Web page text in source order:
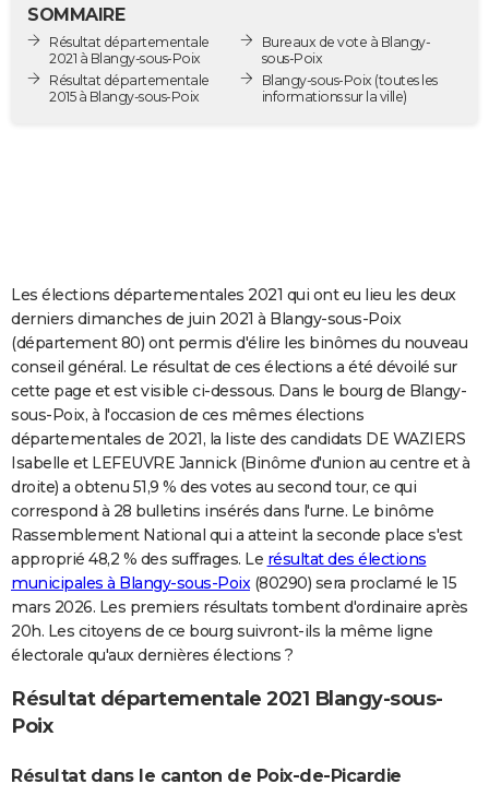
Destinations
City break
Voyage nature
Voyage de noces
Forum
Climat
GUIDES D'ACHAT
COPAINS D'AVANT
AVIS DE DÉCÈS
Bricolage
Lifestyle
Culture
Sport
Auto
Television
Voyage
Cinema
SOMMAIRE
Résultat départementale
2021 à Blangy-sous-Poix
Résultat départementale
2015 à Blangy-sous-Poix
Bureaux de vote à Blangy-
sous-Poix
Blangy-sous-Poix (toutes les
informations sur la ville)
Les élections départementales 2021 qui ont eu lieu les deux
derniers dimanches de juin 2021 à Blangy-sous-Poix
(département 80) ont permis d'élire les binômes du nouveau
conseil général. Le résultat de ces élections a été dévoilé sur
cette page et est visible ci-dessous. Dans le bourg de Blangy-
sous-Poix, à l'occasion de ces mêmes élections
départementales de 2021, la liste des candidats DE WAZIERS
Isabelle et LEFEUVRE Jannick (Binôme d'union au centre et à
droite) a obtenu 51,9 % des votes au second tour, ce qui
correspond à 28 bulletins insérés dans l'urne. Le binôme
Rassemblement National qui a atteint la seconde place s'est
approprié 48,2 % des suffrages. Le résultat des élections
municipales à Blangy-sous-Poix(80290) sera proclamé le 15
mars 2026. Les premiers résultats tombent d'ordinaire après
20h. Les citoyens de ce bourg suivront-ils la même ligne
électorale qu'aux dernières élections ?
Résultat départementale 2021 Blangy-sous-
Poix
Résultat dans le canton de Poix-de-Picardie